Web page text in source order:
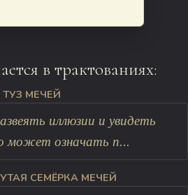
в трактованиях:
ТУЗ МЕЧЕЙ
иллюзии и увидеть
может означать п...
СЕМЁРКА МЕЧЕЙ